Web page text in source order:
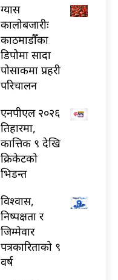
ग्यास
कालोबजारीः
काठमाडौँका
डिपोमा सादा
पोसाकमा प्रहरी
परिचालन
एनपीएल २०२६
तिहारमा,
कात्तिक ९ देखि
क्रिकेटको
भिडन्त
विश्वास,
निष्पक्षता र
जिम्मेवार
पत्रकारिताको ९
वर्ष